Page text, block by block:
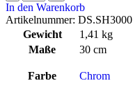
In den Warenkorb
Artikelnummer: DS.SH3000
Gewicht
1,41 kg
Maße
30 cm
Farbe Chrom